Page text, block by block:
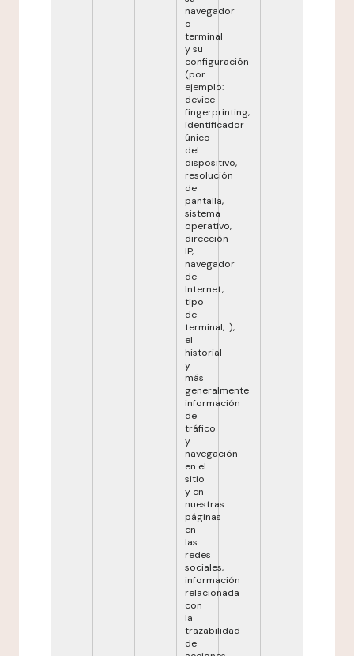
navegador
o
terminal
y su
configuración
(por
ejemplo:
device
fingerprinting,
identificador
único
del
dispositivo,
resolución
de
pantalla,
sistema
operativo,
dirección
IP,
navegador
de
Internet,
tipo
de
terminal,...),
el
historial
y
más
generalmente
información
de
tráfico
y
navegación
en el
sitio
y en
nuestras
páginas
en
las
redes
sociales,
información
relacionada
con
la
trazabilidad
de